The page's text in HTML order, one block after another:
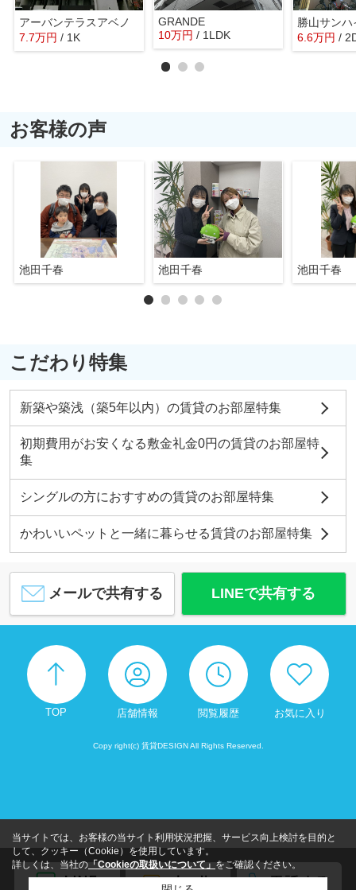
アーバンテラスアベノ
7.7万円 / 1K
GRANDE
10万円 / 1LDK
勝山サンハ
6.6万円 /
お客様の声
池田千春 池田千春 池田千春
こだわり特集
新築や築浅（築5年以内）の賃貸のお部屋特集
初期費用がお安くなる敷金礼金0円の賃貸のお部屋特
集
シングルの方におすすめの賃貸のお部屋特集
かわいいペットと一緒に暮らせる賃貸のお部屋特集
メールで共有する LINEで共有する
TOP 店舗情報 閲覧履歴 お気に入り
Copy right(c) 賃貸DESIGN All Rights Reserved.
当サイトでは、お客様の当サイト利用状況把握、サービス向上検討を目的と
して、クッキー（Cookie）を使用しています。
詳しくは、当社の 「Cookieの取扱いについて」 をご確認ください。